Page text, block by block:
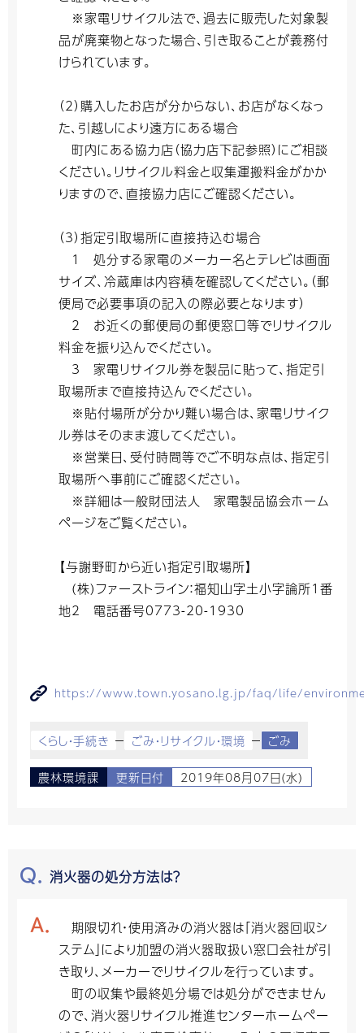
※家電リサイクル法で、過去に販売した対象製
品が廃棄物となった場合、引き取ることが義務付
けられています。
（2）購入したお店が分からない、お店がなくなっ
た、引越しにより遠方にある場合
町内にある協力店（協力店下記参照）にご相談
ください。リサイクル料金と収集運搬料金がかか
りますので、直接協力店にご確認ください。
（3）指定引取場所に直接持込む場合
1 処分する家電のメーカー名とテレビは画面
サイズ、冷蔵庫は内容積を確認してください。（郵
便局で必要事項の記入の際必要となります）
2 お近くの郵便局の郵便窓口等でリサイクル
料金を振り込んでください。
3 家電リサイクル券を製品に貼って、指定引
取場所まで直接持込んでください。
※貼付場所が分かり難い場合は、家電リサイク
ル券はそのまま渡してください。
※営業日、受付時間等でご不明な点は、指定引
取場所へ事前にご確認ください。
※詳細は一般財団法人 家電製品協会ホーム
ページをご覧ください。
【与謝野町から近い指定引取場所】
(株)ファーストライン：福知山字土小字論所1番
地2 電話番号0773-20-1930
https://www.town.yosano.lg.jp/faq/life/
くらし・手続き ごみ・リサイクル・環境 ごみ
農林環境課 更新日付 2019年08月07日(水)
消火器の処分方法は？
期限切れ・使用済みの消火器は「消火器回収シ
ステム」により加盟の消火器取扱い窓口会社が引
き取り、メーカーでリサイクルを行っています。
町の収集や最終処分場では処分ができません
ので、消火器リサイクル推進センターホームペー